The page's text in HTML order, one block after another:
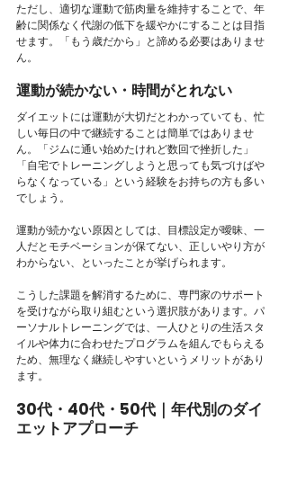
ただし、適切な運動で筋肉量を維持することで、年
齢に関係なく代謝の低下を緩やかにすることは目指
せます。「もう歳だから」と諦める必要はありませ
ん。
運動が続かない・時間がとれない
ダイエットには運動が大切だとわかっていても、忙
しい毎日の中で継続することは簡単ではありませ
ん。「ジムに通い始めたけれど数回で挫折した」
「自宅でトレーニングしようと思っても気づけばや
らなくなっている」という経験をお持ちの方も多い
でしょう。
運動が続かない原因としては、目標設定が曖昧、一
人だとモチベーションが保てない、正しいやり方が
わからない、といったことが挙げられます。
こうした課題を解消するために、専門家のサポート
を受けながら取り組むという選択肢があります。パ
ーソナルトレーニングでは、一人ひとりの生活スタ
イルや体力に合わせたプログラムを組んでもらえる
ため、無理なく継続しやすいというメリットがあり
ます。
30代・40代・50代｜年代別のダイ
エットアプローチ